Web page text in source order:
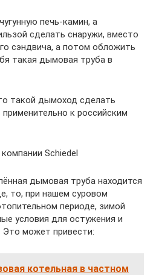
печь-камин, а
сделать снаружи, вместо
сэндвича, а потом обложить
такая дымовая труба в
такой дымоход сделать
к российским
Schiedel
дымовая труба находится
то, при нашем суровом
периоде, зимой
условия для остужения и
может привести:
котельная в частном